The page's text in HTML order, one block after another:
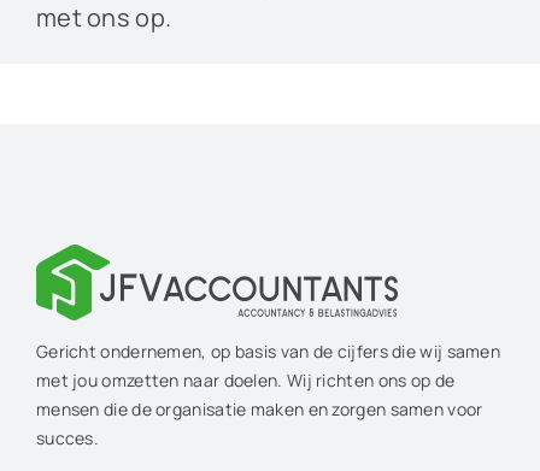
met ons op.
Gericht ondernemen, op basis van de cijfers die wij samen
met jou omzetten naar doelen. Wij richten ons op de
mensen die de organisatie maken en zorgen samen voor
succes.